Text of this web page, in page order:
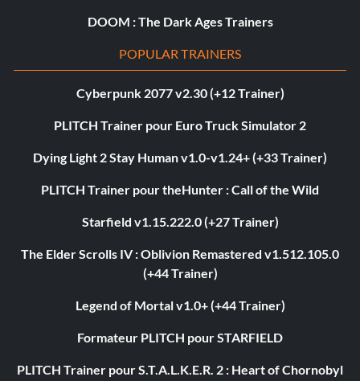
DOOM : The Dark Ages Trainers
POPULAR TRAINERS
Cyberpunk 2077 v2.30 (+12 Trainer)
PLITCH Trainer pour Euro Truck Simulator 2
Dying Light 2 Stay Human v1.0-v1.24+ (+33 Trainer)
PLITCH Trainer pour theHunter : Call of the Wild
Starfield v1.15.222.0 (+27 Trainer)
The Elder Scrolls IV : Oblivion Remastered v1.512.105.0
(+44 Trainer)
Legend of Mortal v1.0+ (+44 Trainer)
Formateur PLITCH pour STARFIELD
PLITCH Trainer pour S.T.A.L.K.E.R. 2 : Heart of Chornobyl